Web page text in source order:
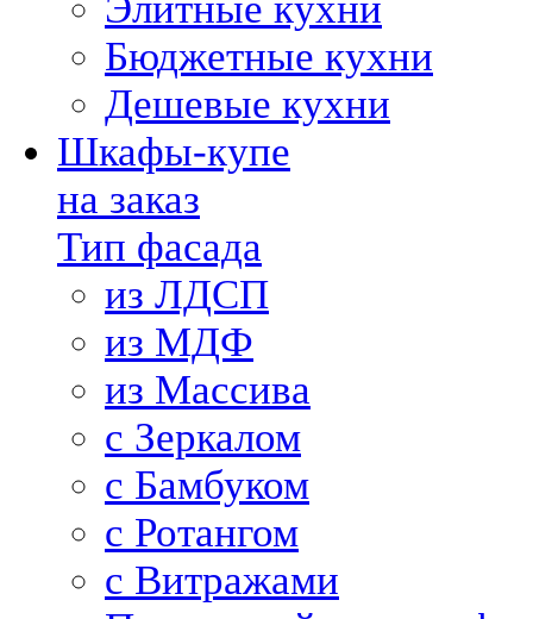
Бюджетные кухни
Дешевые кухни
Шкафы-купе
на заказ
Тип фасада
из ЛДСП
из МДФ
из Массива
с Зеркалом
с Бамбуком
с Ротангом
с Витражами